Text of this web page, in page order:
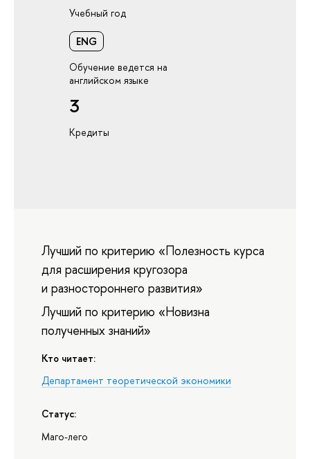
Учебный год
ENG
Обучение ведется на
английском языке
3
Кредиты
Лучший по критерию «Полезность курса
для расширения кругозора
и разностороннего развития»
Лучший по критерию «Новизна
полученных знаний»
Кто читает:
Департамент теоретической экономики
Статус:
Маго-лего